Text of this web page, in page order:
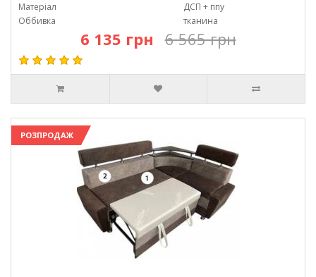
Матеріал
ДСП + ппу
Оббивка
тканина
6 135 грн 6 565 грн
РОЗПРОДАЖ